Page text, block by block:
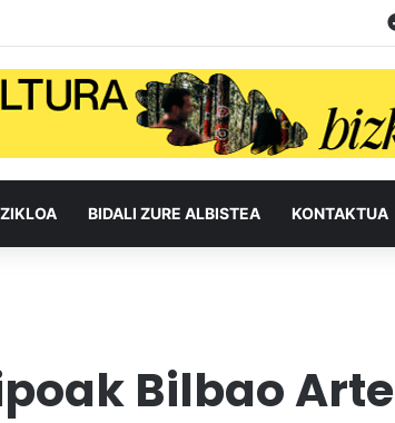
BIDALI ZURE ALBISTEA KONTAKTUA
Bilbao Arte